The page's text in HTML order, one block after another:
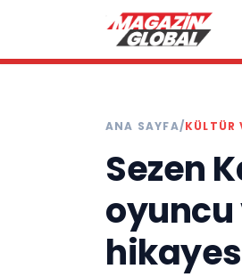
ANA SAYFA/KÜLTÜR
Sezen